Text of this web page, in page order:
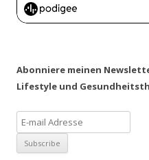
Abonniere meinen
Lifestyle und